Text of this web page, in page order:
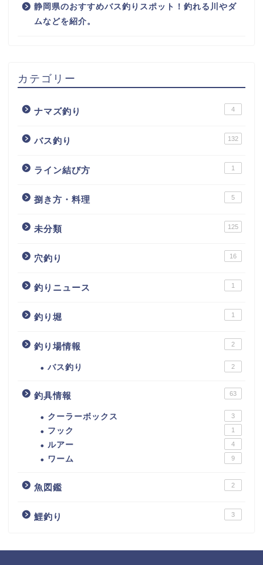
静岡県のおすすめバス釣りスポット！釣れる川やダ
ムなどを紹介。
カテゴリー
ナマズ釣り 4
バス釣り 132
ライン結び方 1
捌き方・料理 5
未分類 125
穴釣り 16
釣りニュース 1
釣り堀 1
釣り場情報 2
バス釣り 2
釣具情報 63
クーラーボックス 3
フック 1
ルアー 4
ワーム 9
魚図鑑 2
鯉釣り 3